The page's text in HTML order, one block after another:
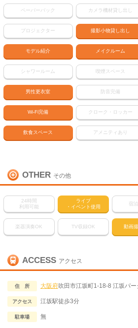
ペーパーバック カメラ機材貸し出し
プロジェクター 撮影小物貸し出し
モデル紹介 メイクルーム
シャワールーム 喫煙スペース
男性更衣室 防音完備
Wi-Fi完備 クローク・ロッカー
飲食スペース アメニティあり
OTHER その他
24時間
利用可能
ライブ
・イベント使用
宿
楽器演奏OK TV収録OK 動画
ACCESS アクセス
住 所 大阪府吹田市江坂町1-18-8 江坂パ
アクセス 江坂駅徒歩3分
駐車場 無